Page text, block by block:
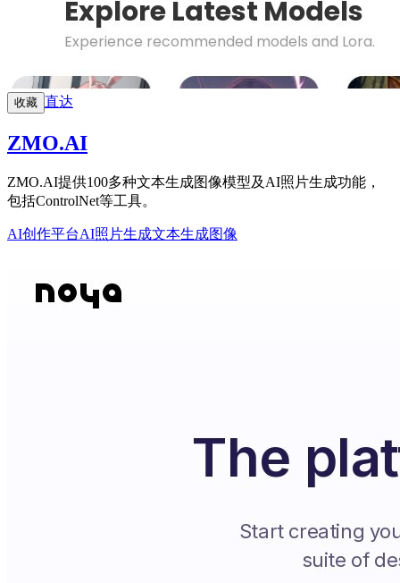
收藏 直达
ZMO.AI
ZMO.AI提供100多种文本生成图像模型及AI照片生成功能，
包括ControlNet等工具。
AI创作平台AI照片生成文本生成图像